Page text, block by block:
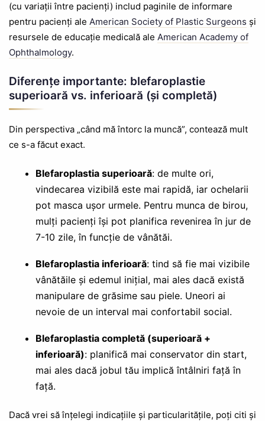
(cu variații între pacienți) includ paginile de informare
pentru pacienți ale American Society of Plastic Surgeons și
resursele de educație medicală ale American Academy of
Ophthalmology.
Diferențe importante: blefaroplastie
superioară vs. inferioară (și completă)
Din perspectiva „când mă întorc la muncă”, contează mult
ce s-a făcut exact.
Blefaroplastia superioară: de multe ori,
vindecarea vizibilă este mai rapidă, iar ochelarii
pot masca ușor urmele. Pentru munca de birou,
mulți pacienți își pot planifica revenirea în jur de
7-10 zile, în funcție de vânătăi.
Blefaroplastia inferioară: tind să fie mai vizibile
vânătăile și edemul inițial, mai ales dacă există
manipulare de grăsime sau piele. Uneori ai
nevoie de un interval mai confortabil social.
Blefaroplastia completă (superioară +
inferioară): planifică mai conservator din start,
mai ales dacă jobul tău implică întâlniri față în
față.
Dacă vrei să înțelegi indicațiile și particularitățile, poți citi și